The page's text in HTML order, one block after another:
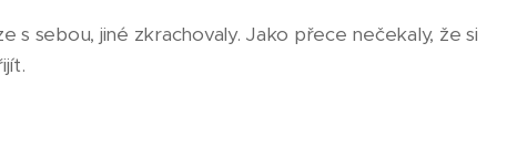
sebou, jiné zkrachovaly. Jako přece nečekaly, že si